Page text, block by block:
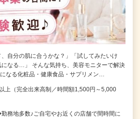
、自分の肌に合うかな？」「試してみたいけ
になる…」 そんな気持ち、美容モニターで解決
なる化粧品・健康食品・サプリメン…
上（完全出来高制／時間額1,500円～5,000
務地多数♪ご自宅やお近くの店舗で間時間に